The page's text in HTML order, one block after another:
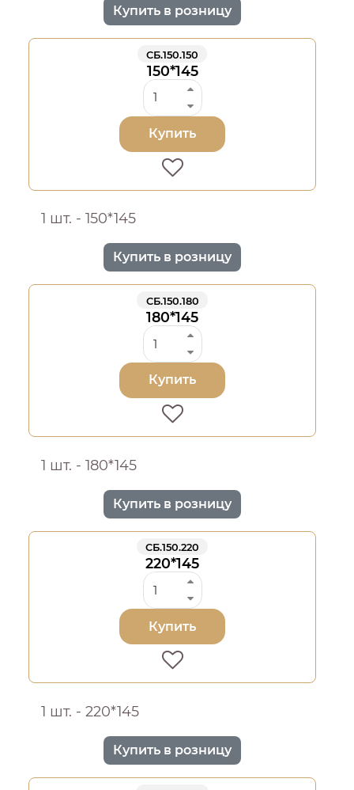
Купить в розницу
СБ.150.150
150*145
Купить
1 шт. - 150*145
Купить в розницу
СБ.150.180
180*145
Купить
1 шт. - 180*145
Купить в розницу
СБ.150.220
220*145
Купить
1 шт. - 220*145
Купить в розницу